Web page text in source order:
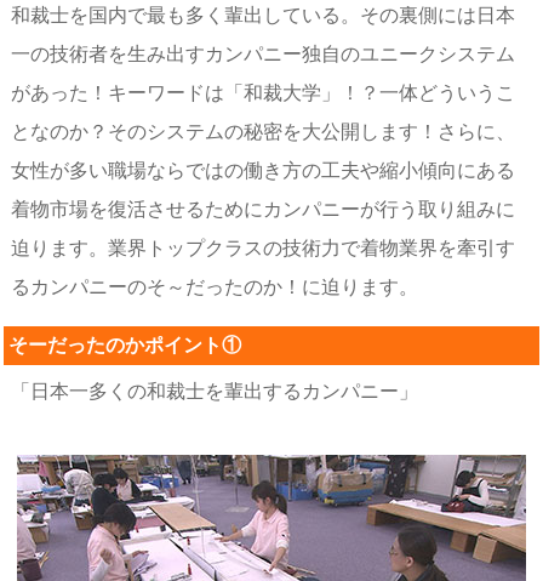
和裁士を国内で最も多く輩出している。その裏側には日本
一の技術者を生み出すカンパニー独自のユニークシステム
があった！キーワードは「和裁大学」！？一体どういうこ
となのか？そのシステムの秘密を大公開します！さらに、
女性が多い職場ならではの働き方の工夫や縮小傾向にある
着物市場を復活させるためにカンパニーが行う取り組みに
迫ります。業界トップクラスの技術力で着物業界を牽引す
るカンパニーのそ～だったのか！に迫ります。
そーだったのかポイント①
「日本一多くの和裁士を輩出するカンパニー」